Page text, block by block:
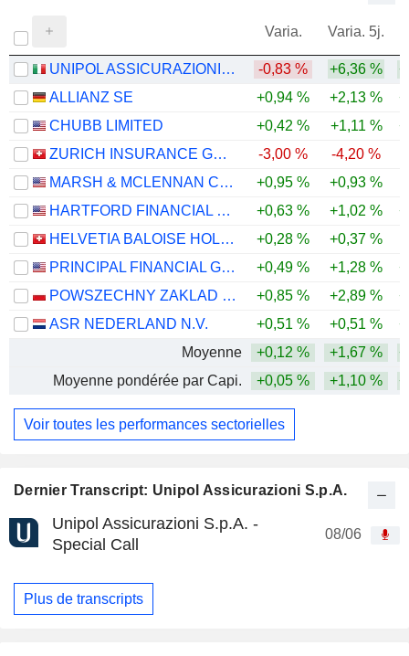
Dernier Transcript: Unipol Assicurazioni S.p.A.
Unipol Assicurazioni S.p.A. -
Special Call
08/06
Plus de transcripts
Varia. Varia. 5j.
UNIPOL ASSICURAZIONI S.P.A. -0,83 % +6,36 %
ALLIANZ SE
+0,94 % +2,13 %
CHUBB LIMITED
+0,42 % +1,11 %
ZURICH INSURANCE GROUP LTD
-3,00 % -4,20 %
MARSH & MCLENNAN COMPANIES
+0,95 % +0,93 %
HARTFORD FINANCIAL SERVICES GROUP (THE), INC.
+0,63 % +1,02 %
HELVETIA BALOISE HOLDING AG
+0,28 % +0,37 %
PRINCIPAL FINANCIAL GROUP, INC.
+0,49 % +1,28 %
POWSZECHNY ZAKLAD UBEZPIECZE? SPÓLKA AKCYJNA
+0,85 % +2,89 %
ASR NEDERLAND N.V.
+0,51 % +0,51 %
Moyenne
+0,12 % +1,67 %
Moyenne pondérée par Capi.
+0,05 % +1,10 %
Voir toutes les performances sectorielles